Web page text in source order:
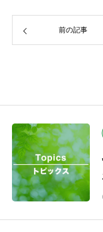
前の記事